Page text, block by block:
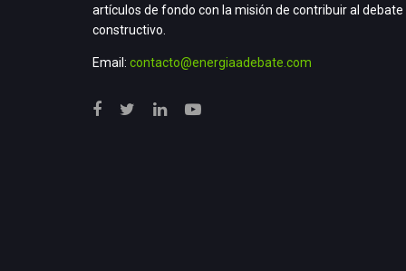
artículos de fondo con la misión de contribuir al debate
constructivo.
Email: contacto@energiaadebate.com